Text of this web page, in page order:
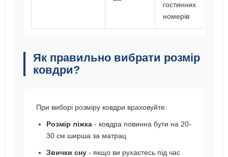
гостинних
номерів
Як правильно вибрати розмір
ковдри?
При виборі розміру ковдри враховуйте:
Розмір ліжка - ковдра повинна бути на 20-
30 см ширша за матрац
Звички сну - якщо ви рухаєтесь під час